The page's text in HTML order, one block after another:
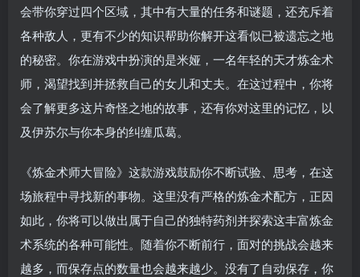
会带你穿过四个区域，其中有大量的任务和谜题，还充斥着
各种敌人，更有不少的知识帮助你解开这看似已被遗忘之地
的秘密。你在游戏中扮演的是米娅，一名年轻的天才炼金术
师，渴望找到并拯救自己的女儿和丈夫。在这过程中，你将
会了解更多这片奇怪之地的故事，还有你对这里的记忆，以
及伊苏尔与你本身的纠缠瓜葛。
《炼金术师大冒险》这款游戏鼓励你不断试验、思考，在这
场旅程中寻找新的事物。这里没有严格的炼金术配方，正因
如此，你将可以做出属于自己的独特药剂并探索这丰富炼金
术系统的各种可能性。随着你不断前行，面对的挑战会越来
越多，而保存点的数量也会越来越少。没有了自动保存，你